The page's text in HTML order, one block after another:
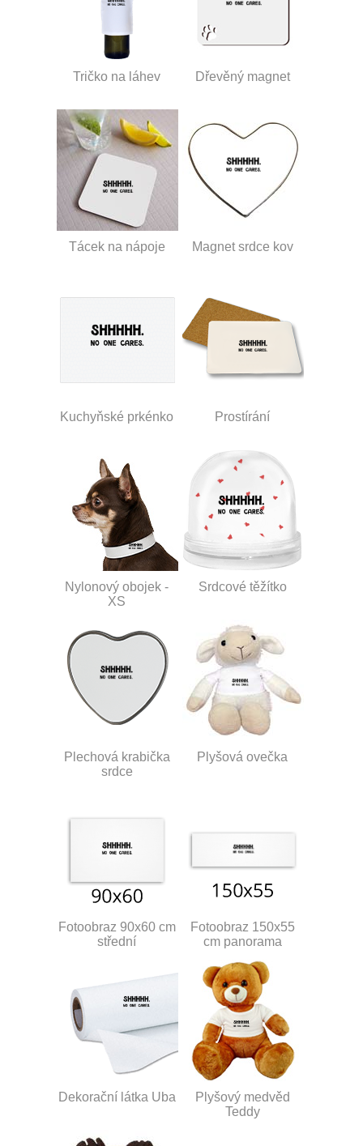
Tričko na láhev Dřevěný magnet
Tácek na nápoje Magnet srdce kov
Kuchyňské prkénko Prostírání
Nylonový obojek -
XS
Srdcové těžítko
Plechová krabička
srdce
Plyšová ovečka
Fotoobraz 90x60 cm
střední
Fotoobraz 150x55
cm panorama
Dekorační látka Uba
Plyšový medvěd
Teddy